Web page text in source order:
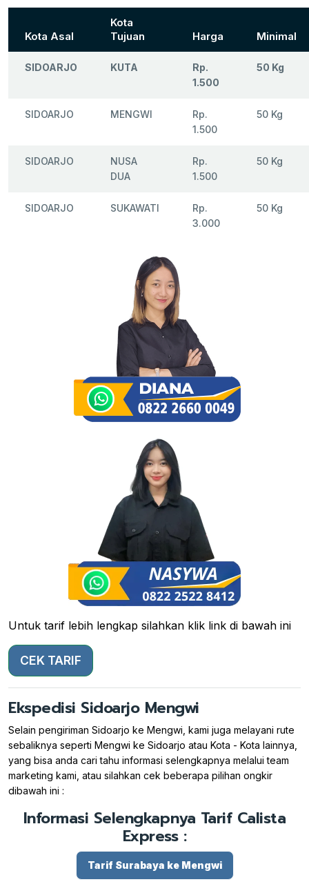
Kota Asal
Kota
Tujuan
Harga Minimal
SIDOARJO KUTA
Rp.
1.500
50 Kg
SIDOARJO MENGWI
Rp.
1.500
50 Kg
SIDOARJO
NUSA
DUA
Rp.
1.500
50 Kg
SIDOARJO SUKAWATI
Rp.
3.000
50 Kg
Untuk tarif lebih lengkap silahkan klik link di bawah ini
CEK TARIF
Ekspedisi Sidoarjo Mengwi
Selain pengiriman Sidoarjo ke Mengwi, kami juga melayani rute
sebaliknya seperti Mengwi ke Sidoarjo atau Kota - Kota lainnya,
yang bisa anda cari tahu informasi selengkapnya melalui team
marketing kami, atau silahkan cek beberapa pilihan ongkir
dibawah ini :
Informasi Selengkapnya Tarif Calista
Express :
Tarif Surabaya ke Mengwi